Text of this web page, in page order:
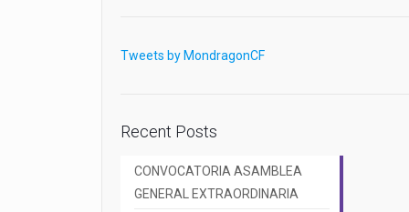
Tweets by MondragonCF
Recent Posts
CONVOCATORIA ASAMBLEA
GENERAL EXTRAORDINARIA